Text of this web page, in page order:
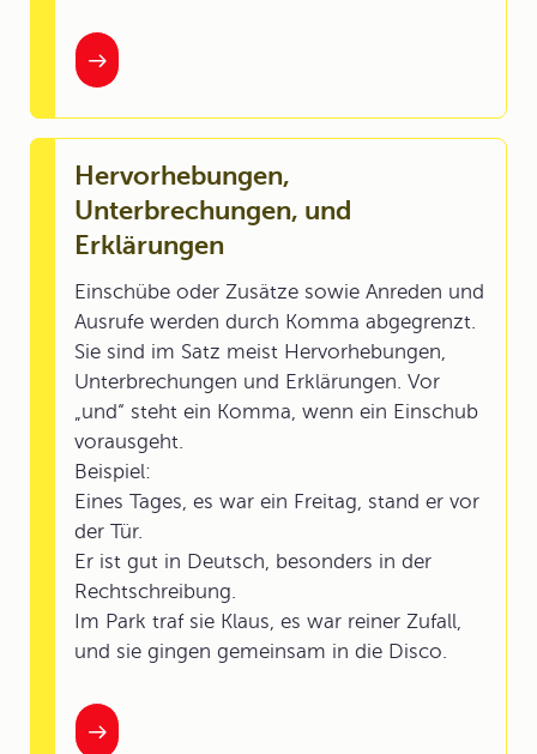
Hervorhebungen,
Unterbrechungen, und
Erklärungen
Einschübe oder Zusätze sowie Anreden und
Ausrufe werden durch Komma abgegrenzt.
Sie sind im Satz meist Hervorhebungen,
Unterbrechungen und Erklärungen. Vor
„und“ steht ein Komma, wenn ein Einschub
vorausgeht.
Beispiel:
Eines Tages, es war ein Freitag, stand er vor
der Tür.
Er ist gut in Deutsch, besonders in der
Rechtschreibung.
Im Park traf sie Klaus, es war reiner Zufall,
und sie gingen gemeinsam in die Disco.